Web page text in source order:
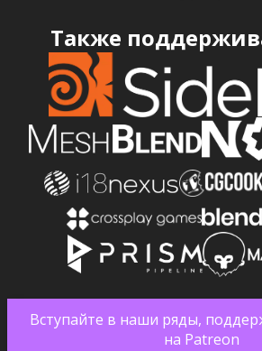
Также
Вступайте в наши ряды,
на Patreon